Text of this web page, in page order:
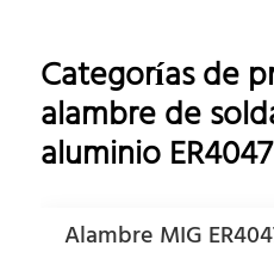
Categorías de
alambre de
aluminio ER4047
Alambre MIG